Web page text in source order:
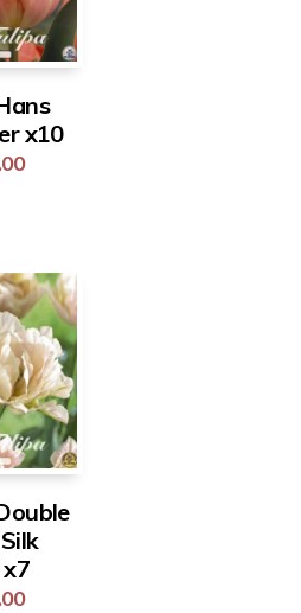
x10
x7